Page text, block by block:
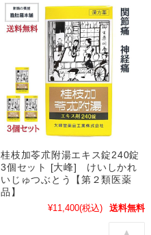
桂枝加苓朮附湯エキス錠240錠
3個セット [大峰] けいしかれ
いじゅつぶとう【第２類医薬
品】
¥11,400(税込) 送料無料